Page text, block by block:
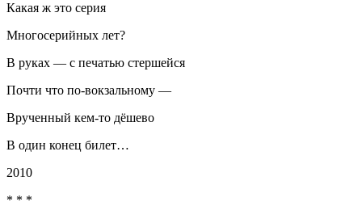
Какая ж это серия
Многосерийных лет?
В руках — с печатью стершейся
Почти что по-вокзальному —
Врученный кем-то дёшево
В один конец билет…
2010